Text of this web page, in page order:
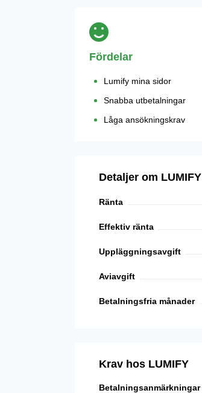
Fördelar
Lumify mina sidor
Snabba utbetalningar
Låga ansökningskrav
Detaljer om LUMIFY
Ränta
Effektiv ränta
Uppläggningsavgift
Aviavgift
Betalningsfria månader
Krav hos LUMIFY
Betalningsanmärkningar